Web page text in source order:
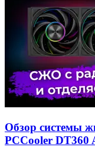
Обзор системы
PCCooler DT360